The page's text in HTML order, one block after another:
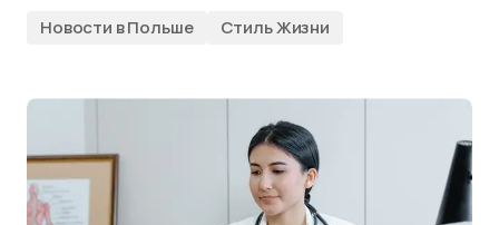
Новости в Польше Стиль Жизни